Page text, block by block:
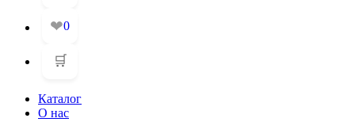
❤0
🛒
Каталог
О нас